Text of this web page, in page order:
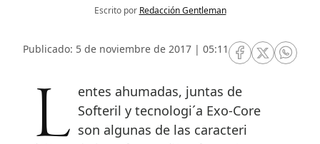
Escrito por Redacción Gentleman
Publicado: 5 de noviembre de 2017 | 05:11
RRSS Facebook
RRSSRRSS
Lentes ahumadas, juntas de Softeril y tecnologi´a Exo-Core
son algunas de las caracteri